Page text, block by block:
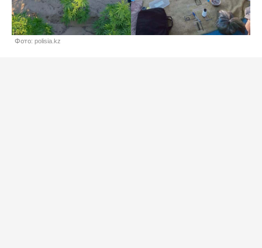
Фото: polisia.kz